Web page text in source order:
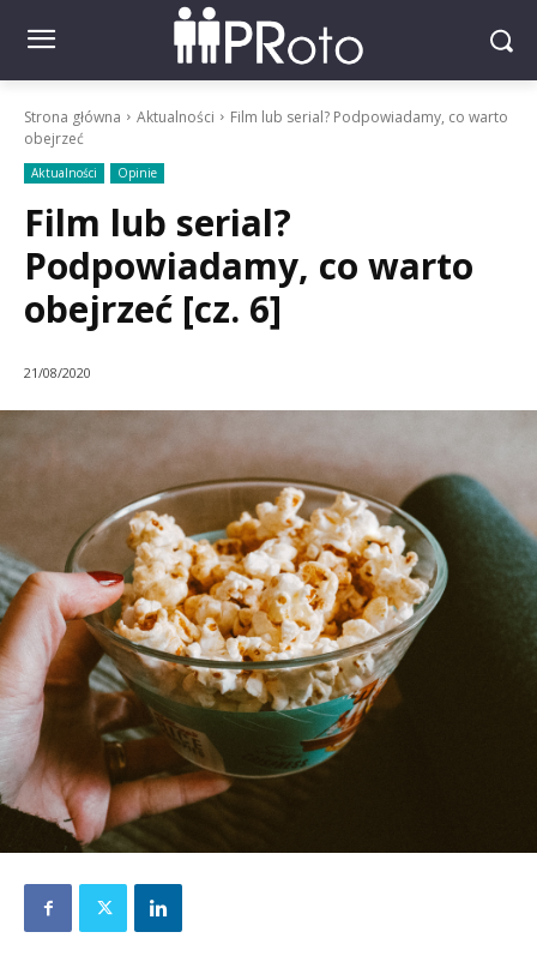
Strona główna Aktualności
Film lub serial? Podpowiadamy, co warto
obejrzeć
Aktualności Opinie
Film lub serial?
Podpowiadamy, co warto
obejrzeć [cz. 6]
21/08/2020